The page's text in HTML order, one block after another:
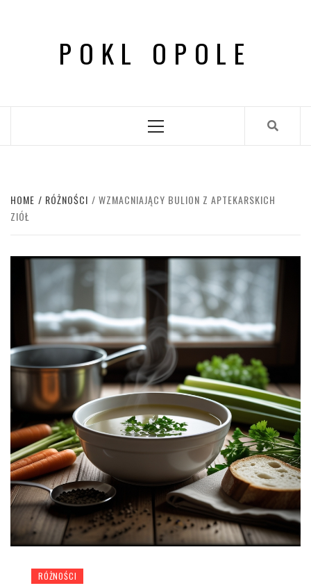
POKL OPOLE
Menu
HOME RÓŻNOŚCI
WZMACNIAJĄCY BULION Z APTEKARSKICH
ZIÓŁ
RÓŻNOŚCI